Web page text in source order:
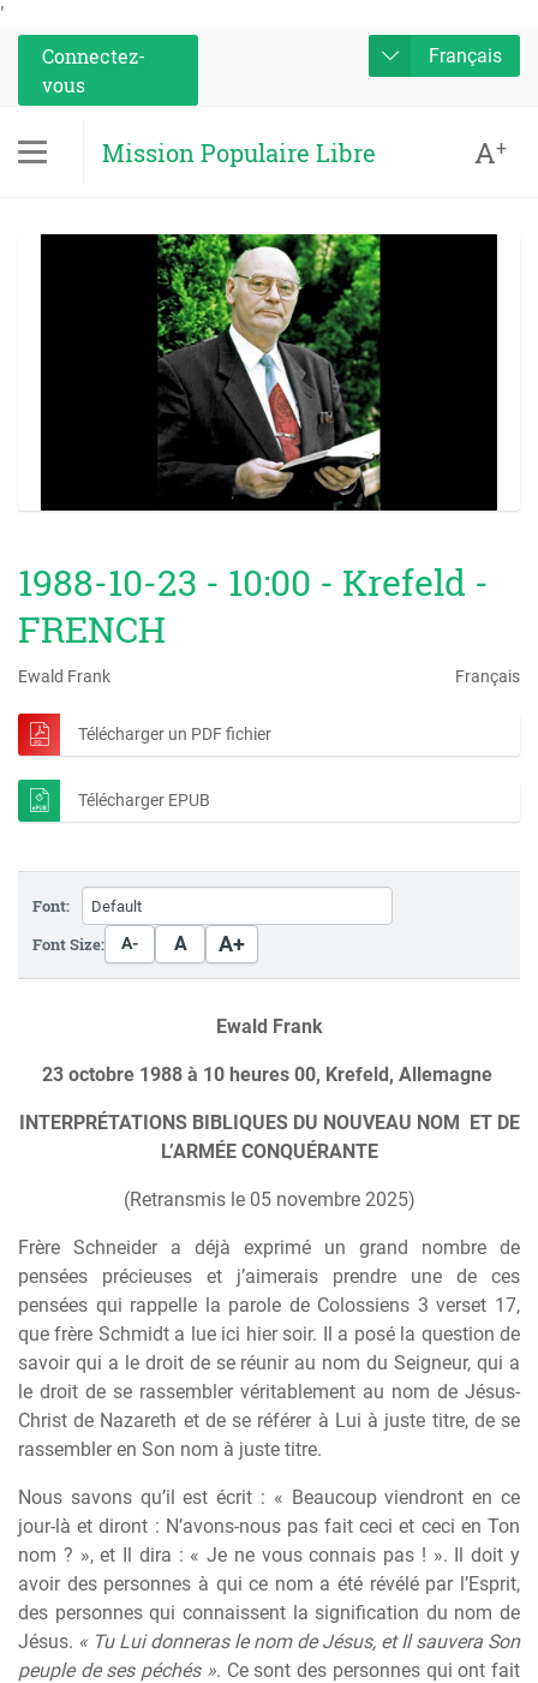
'
Connectez-
vous
Français
Mission Populaire Libre A+
1988-10-23 - 10:00 - Krefeld -
FRENCH
Ewald Frank Français
Télécharger un PDF fichier
Télécharger EPUB
Font:
Font Size:
A- A A+
Ewald Frank
23 octobre 1988 à 10 heures 00, Krefeld, Allemagne
INTERPRÉTATIONS BIBLIQUES DU NOUVEAU NOM ET DE
L’ARMÉE CONQUÉRANTE
(Retransmis le 05 novembre 2025)
Frère Schneider a déjà exprimé un grand nombre de
pensées précieuses et j’aimerais prendre une de ces
pensées qui rappelle la parole de Colossiens 3 verset 17,
que frère Schmidt a lue ici hier soir. Il a posé la question de
savoir qui a le droit de se réunir au nom du Seigneur, qui a
le droit de se rassembler véritablement au nom de Jésus-
Christ de Nazareth et de se référer à Lui à juste titre, de se
rassembler en Son nom à juste titre.
Nous savons qu’il est écrit : « Beaucoup viendront en ce
jour-là et diront : N’avons-nous pas fait ceci et ceci en Ton
nom ? », et Il dira : « Je ne vous connais pas ! ». Il doit y
avoir des personnes à qui ce nom a été révélé par l’Esprit,
des personnes qui connaissent la signification du nom de
Jésus. « Tu Lui donneras le nom de Jésus, et Il sauvera Son
peuple de ses péchés ». Ce sont des personnes qui ont fait